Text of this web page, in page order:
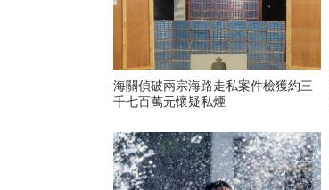
海關偵破兩宗海路走私案件檢獲約三
千七百萬元懷疑私煙